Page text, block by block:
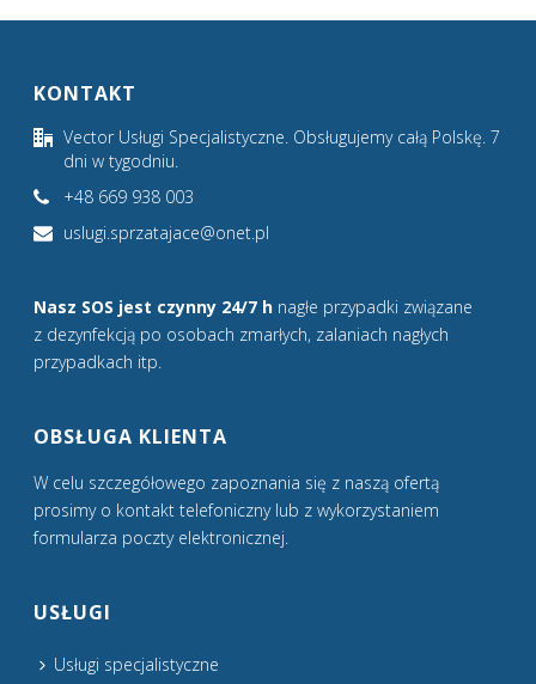
KONTAKT
Vector Usługi Specjalistyczne. Obsługujemy całą Polskę. 7
dni w tygodniu.
+48 669 938 003
uslugi.sprzatajace@onet.pl
Nasz SOS jest czynny 24/7 h nagłe przypadki związane
z dezynfekcją po osobach zmarłych, zalaniach nagłych
przypadkach itp.
OBSŁUGA KLIENTA
W celu szczegółowego zapoznania się z naszą ofertą
prosimy o kontakt telefoniczny lub z wykorzystaniem
formularza poczty elektronicznej.
USŁUGI
Usługi specjalistyczne